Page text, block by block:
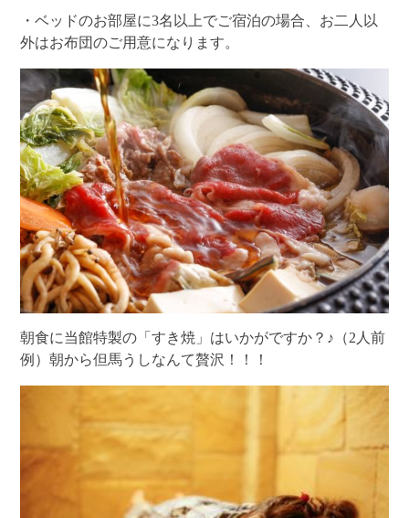
・ベッドのお部屋に3名以上でご宿泊の場合、お二人以
外はお布団のご用意になります。
朝食に当館特製の「すき焼」はいかがですか？♪（2人前
例）朝から但馬うしなんて贅沢！！！